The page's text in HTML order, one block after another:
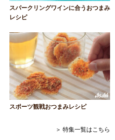
スパークリングワインに合うおつまみ
レシピ
スポーツ観戦おつまみレシピ
＞ 特集一覧はこちら